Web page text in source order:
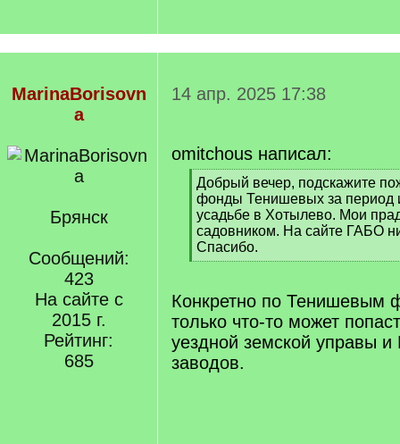
MarinaBorisovn
a
Брянск
Сообщений:
423
На сайте с
2015 г.
Рейтинг:
685
14 апр. 2025 17:38
omitchous написал:
[
q
]
Добрый вечер, подскажите
фонды Тенишевых за период
усадьбе в Хотылево. Мои
садовником. На сайте ГАБО
Спасибо.
[
q
]
Конкретно по Тенишевым
только что-то может
уездной земской управы и
заводов.